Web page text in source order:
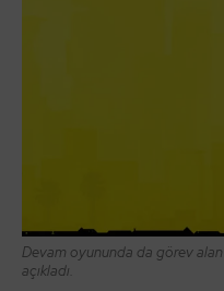
Devam oyununda da görev
açıkladı.